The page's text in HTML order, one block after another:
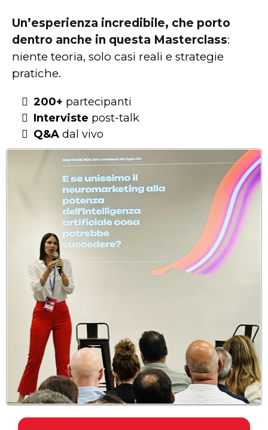
Un’esperienza incredibile, che porto
dentro anche in questa Masterclass:
niente teoria, solo casi reali e strategie
pratiche.
200+ partecipanti
Interviste post-talk
Q&A dal vivo